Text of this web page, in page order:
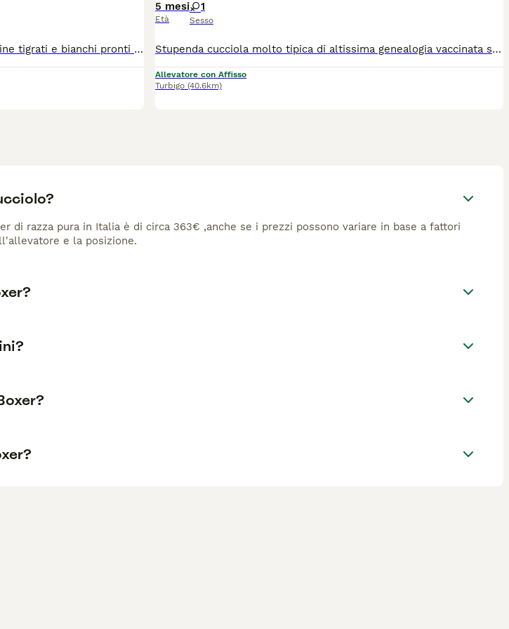
Stupendi cuccioli Boxer maschi e femmine tigrati e bianchi pronti per le nuove famiglie con ottimo pedigree sani e robusti vaccinati e con microchip. Prezzo da concordare dopo chiamata e visione tel. 3276066756
5 mesi
Età
1
Sesso
Stupenda cucciola molto tipica di altissima genealogia vaccinata sverminata microchip pedigree da genitori nonni bisnonni con esami ufficiali esenti cardiopatie dispasia e spondillosi allevamento amatoriale sportivo con affisso ENCI FCI BCI Pwe informazioni preferisco le telefonate Gianni
Allevatore con Affisso
Turbigo (40.6km)
di razza pura in Italia è di circa 363€ ,anche se i prezzi possono variare in base a fattori
e la posizione.